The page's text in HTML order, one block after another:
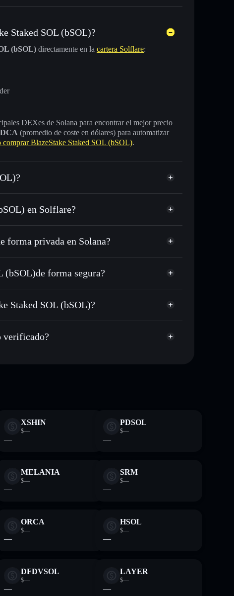
Staked SOL (bSOL)?
(bSOL) directamente en la cartera Solflare:
DEXes de Solana para encontrar el mejor precio
DCA (promedio de coste en dólares) para automatizar
comprar BlazeStake Staked SOL (bSOL).
en Solflare?
o miles de otros tokens de Solana con enrutamiento
del tiempo
las carteras usando el agregador de privacidad
custodia donde tú controla tus claves privadas
forma privada en Solana?
(bSOL)de forma segura?
cartera sin custodia Solflare
Staked SOL (bSOL)?
SOL (bSOL)
BSOL
verificado?
XSHIN
$—
—
PDSOL
$—
—
MELANIA
$—
—
SRM
$—
—
ORCA
$—
—
HSOL
$—
—
DFDVSOL
$—
—
LAYER
$—
—